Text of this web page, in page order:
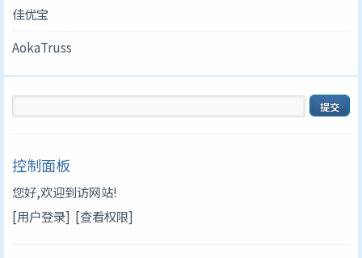
佳优宝
AokaTruss
控制面板
您好,欢迎到访网站!
[用户登录] [查看权限]